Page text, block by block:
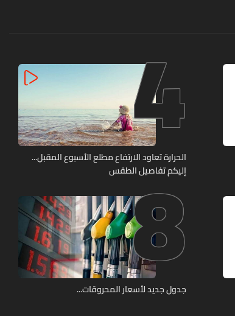
4
الحرارة تعاود الارتفاع مطلع الأسبوع المقبل...
إليكم تفاصيل الطقس
8
جدول جديد لأسعار المحروقات...